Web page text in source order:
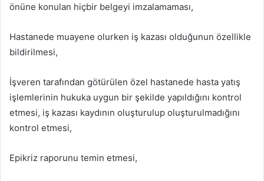
önüne konulan hiçbir belgeyi imzalamaması,
Hastanede muayene olurken iş kazası olduğunun özellikle
bildirilmesi,
İşveren tarafından götürülen özel hastanede hasta yatış
işlemlerinin hukuka uygun bir şekilde yapıldığını kontrol
etmesi, iş kazası kaydının oluşturulup oluşturulmadığını
kontrol etmesi,
Epikriz raporunu temin etmesi,